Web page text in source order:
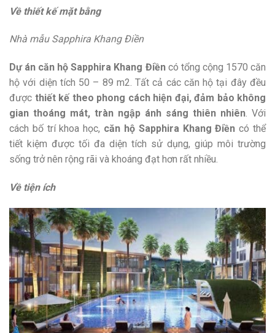
Về thiết kế mặt bằng
Nhà mẫu Sapphira Khang Điền
Dự án căn hộ Sapphira Khang Điền có tổng cộng 1570 căn
hộ với diện tích 50 – 89 m2. Tất cả các căn hộ tại đây đều
được thiết kế theo phong cách hiện đại, đảm bảo không
gian thoáng mát, tràn ngập ánh sáng thiên nhiên. Với
cách bố trí khoa học, căn hộ Sapphira Khang Điềncó thể
tiết kiệm được tối đa diện tích sử dụng, giúp môi trường
sống trở nên rộng rãi và khoáng đạt hơn rất nhiều.
Về tiện ích